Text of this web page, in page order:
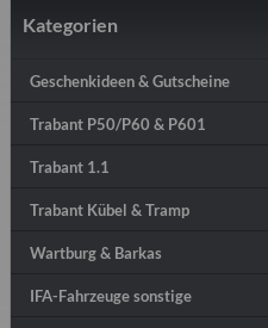
Kategorien
Geschenkideen & Gutscheine
Trabant P50/P60 & P601
Trabant 1.1
Trabant Kübel & Tramp
Wartburg & Barkas
IFA-Fahrzeuge sonstige